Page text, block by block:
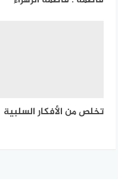
تخلص من الأفكار السلبية